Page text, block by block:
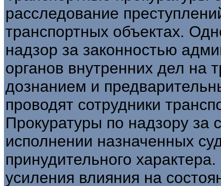
расследование
транспортных объектах.
надзор за законностью
органов внутренних дел на
дознанием и
проводят сотрудники
Прокуратуры по надзору за
исполнении назначенных
принудительного
усиления влияния на